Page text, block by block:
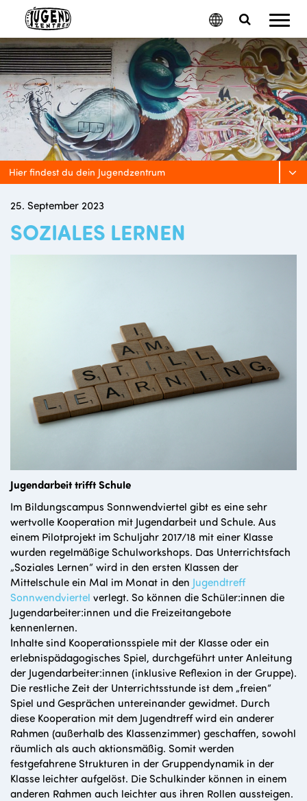
Menu
Toggle
Search
Google
Translate
Hier findest du dein Jugendzentrum
25. September 2023
SOZIALES LERNEN
Jugendarbeit trifft Schule
Im Bildungscampus Sonnwendviertel gibt es eine sehr
wertvolle Kooperation mit Jugendarbeit und Schule. Aus
einem Pilotprojekt im Schuljahr 2017/18 mit einer Klasse
wurden regelmäßige Schulworkshops. Das Unterrichtsfach
„Soziales Lernen“ wird in den ersten Klassen der
Mittelschule ein Mal im Monat in den Jugendtreff
Sonnwendviertel verlegt. So können die Schüler:innen die
Jugendarbeiter:innen und die Freizeitangebote
kennenlernen.
Inhalte sind Kooperationsspiele mit der Klasse oder ein
erlebnispädagogisches Spiel, durchgeführt unter Anleitung
der Jugendarbeiter:innen (inklusive Reflexion in der Gruppe).
Die restliche Zeit der Unterrichtsstunde ist dem „freien“
Spiel und Gesprächen untereinander gewidmet. Durch
diese Kooperation mit dem Jugendtreff wird ein anderer
Rahmen (außerhalb des Klassenzimmer) geschaffen, sowohl
räumlich als auch aktionsmäßig. Somit werden
festgefahrene Strukturen in der Gruppendynamik in der
Klasse leichter aufgelöst. Die Schulkinder können in einem
anderen Rahmen auch leichter aus ihren Rollen aussteigen.